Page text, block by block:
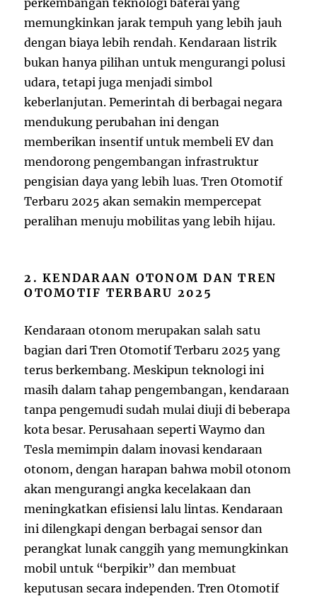
memungkinkan jarak tempuh yang lebih jauh
dengan biaya lebih rendah. Kendaraan listrik
bukan hanya pilihan untuk mengurangi polusi
udara, tetapi juga menjadi simbol
keberlanjutan. Pemerintah di berbagai negara
mendukung perubahan ini dengan
memberikan insentif untuk membeli EV dan
mendorong pengembangan infrastruktur
pengisian daya yang lebih luas. Tren Otomotif
Terbaru 2025 akan semakin mempercepat
peralihan menuju mobilitas yang lebih hijau.
2. KENDARAAN OTONOM DAN TREN
OTOMOTIF TERBARU 2025
Kendaraan otonom merupakan salah satu
bagian dari Tren Otomotif Terbaru 2025 yang
terus berkembang. Meskipun teknologi ini
masih dalam tahap pengembangan, kendaraan
tanpa pengemudi sudah mulai diuji di beberapa
kota besar. Perusahaan seperti Waymo dan
Tesla memimpin dalam inovasi kendaraan
otonom, dengan harapan bahwa mobil otonom
akan mengurangi angka kecelakaan dan
meningkatkan efisiensi lalu lintas. Kendaraan
ini dilengkapi dengan berbagai sensor dan
perangkat lunak canggih yang memungkinkan
mobil untuk “berpikir” dan membuat
keputusan secara independen. Tren Otomotif